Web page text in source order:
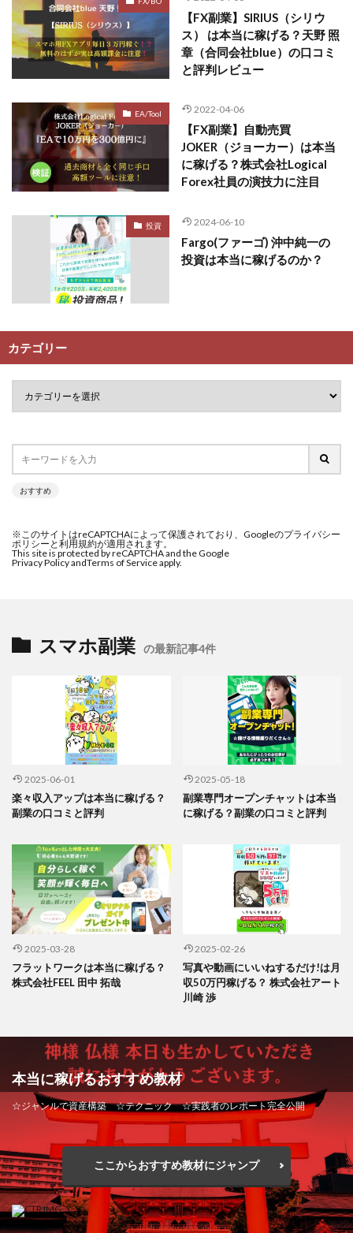
【FX副業】SIRIUS（シリウ
ス） は本当に稼げる？天野 照
章（合同会社blue）の口コミ
と評判レビュー
EA/Tool 2022-04-06
【FX副業】自動売買
JOKER（ジョーカー）は本当
に稼げる？株式会社Logical
Forex社員の演技力に注目
投資 2024-06-10
Fargo(ファーゴ) 沖中純一の
投資は本当に稼げるのか？
カテゴリー
おすすめ
※このサイトはreCAPTCHAによって保護されており、Googleのプライバシー
ポリシーと利用規約が適用されます。
This site is protected by reCAPTCHA and the Google
Privacy Policy andTerms of Service apply.
スマホ副業 の最新記事4件
2025-06-01
楽々収入アップは本当に稼げる？
副業の口コミと評判
2025-05-18
副業専門オープンチャットは本当
に稼げる？副業の口コミと評判
2025-03-28
フラットワークは本当に稼げる？
株式会社FEEL 田中 拓哉
2025-02-26
写真や動画にいいねするだけ!は月
収50万円稼げる？ 株式会社アート
川崎 渉
本当に稼げるおすすめ教材
☆ジャンルで資産構築 ☆テクニック ☆実践者のレポート完全公開
ここからおすすめ教材にジャンプ